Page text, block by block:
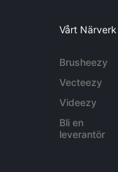
Vårt Närverk
Brusheezy
Vecteezy
Videezy
Bli en
leverantör